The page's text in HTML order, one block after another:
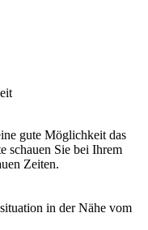
gute Möglichkeit das
schauen Sie bei Ihrem
Zeiten.
in der Nähe vom